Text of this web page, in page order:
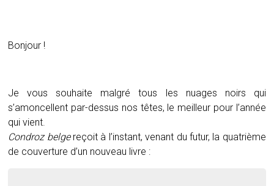
Bonjour !
Je vous souhaite malgré tous les nuages noirs qui
s’amoncellent par-dessus nos têtes, le meilleur pour l’année
qui vient.
Condroz belgereçoit à l’instant, venant du futur, la quatrième
de couverture d’un nouveau livre :